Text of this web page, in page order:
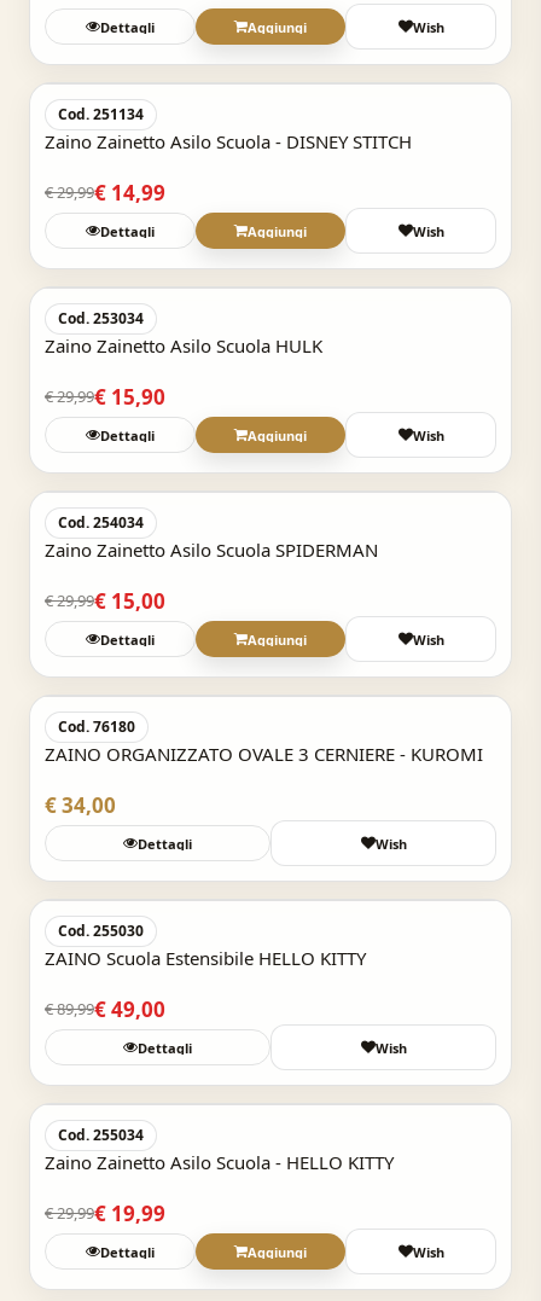
Dettagli Aggiungi Wish
Acquisto Veloce
Cod. 251134
Zaino Zainetto Asilo Scuola - DISNEY STITCH
€ 29,99€ 14,99
Dettagli Aggiungi Wish
Acquisto Veloce
Cod. 253034
Zaino Zainetto Asilo Scuola HULK
€ 29,99€ 15,90
Dettagli Aggiungi Wish
Acquisto Veloce
Cod. 254034
Zaino Zainetto Asilo Scuola SPIDERMAN
€ 29,99€ 15,00
Dettagli Aggiungi Wish
Acquisto Veloce
Cod. 76180
ZAINO ORGANIZZATO OVALE 3 CERNIERE - KUROMI
€ 34,00
Dettagli Wish
Acquisto Veloce
Cod. 255030
ZAINO Scuola Estensibile HELLO KITTY
€ 89,99€ 49,00
Dettagli Wish
Acquisto Veloce
Cod. 255034
Zaino Zainetto Asilo Scuola - HELLO KITTY
€ 29,99€ 19,99
Dettagli Aggiungi Wish
Acquisto Veloce